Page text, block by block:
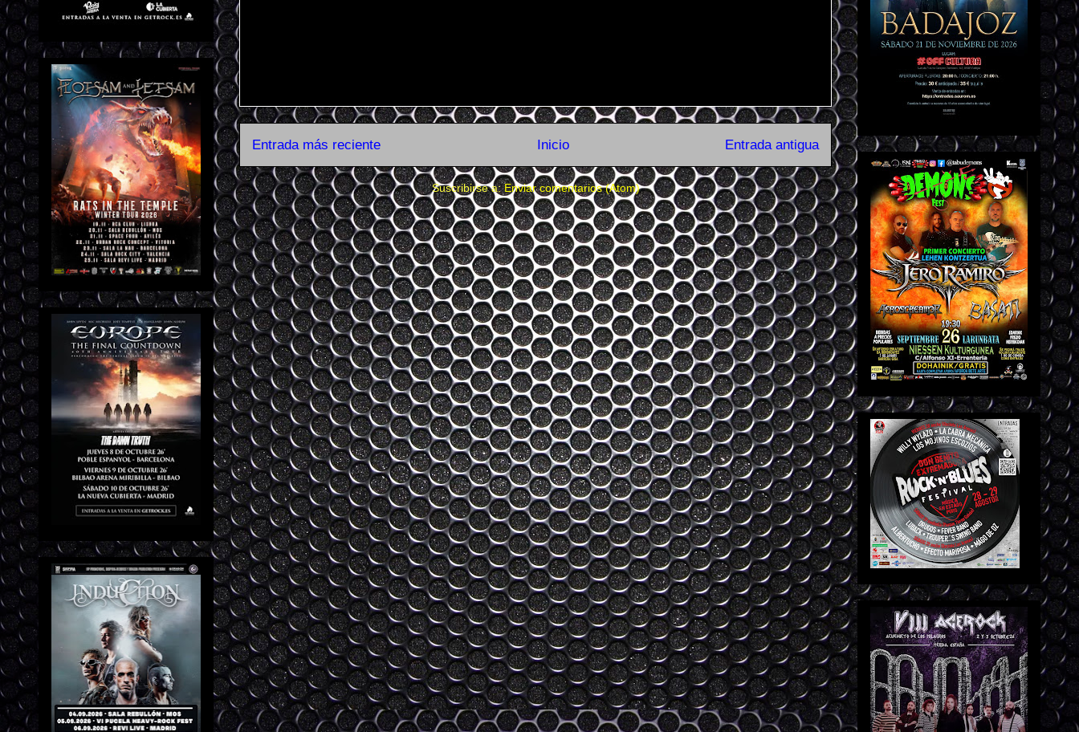
Entrada más reciente Entrada antigua
Inicio
Suscribirse a:Enviar comentarios (Atom)